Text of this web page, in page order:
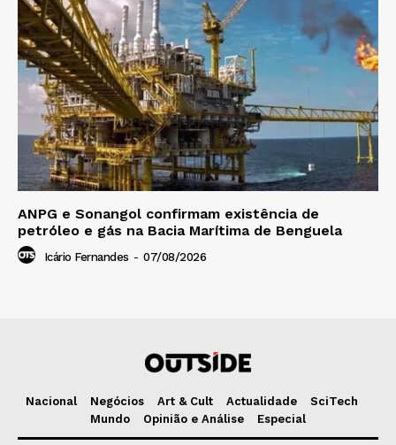
ANPG e Sonangol confirmam existência de
petróleo e gás na Bacia Marítima de Benguela
Icário Fernandes - 07/08/2026
Nacional Negócios Art & Cult Actualidade
SciTech
Mundo
Opinião e Análise Especial